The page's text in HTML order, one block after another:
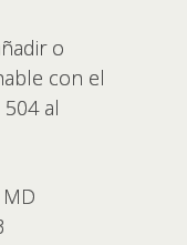
o
con el
al
MD